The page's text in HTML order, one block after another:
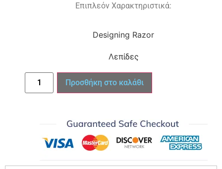
Επιπλεόν Χαρακτηριστικά:
Designing Razor
Λεπίδες
Προσθήκη στο καλάθι